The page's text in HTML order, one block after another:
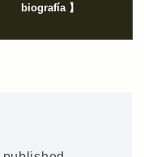
biografía 】